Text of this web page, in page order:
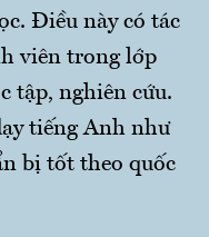
Điều này có tác
viên trong lớp
tập, nghiên cứu.
tiếng Anh như
bị tốt theo quốc